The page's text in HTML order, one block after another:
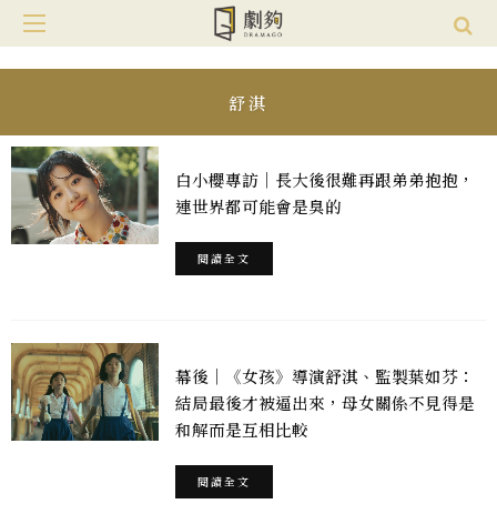
舒淇
白小櫻專訪｜長大後很難再跟弟弟抱抱，
連世界都可能會是臭的
閱讀全文
幕後｜《女孩》導演舒淇、監製葉如芬：
結局最後才被逼出來，母女關係不見得是
和解而是互相比較
閱讀全文